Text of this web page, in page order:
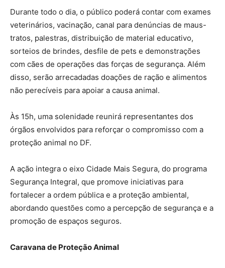
Durante todo o dia, o público poderá contar com exames
veterinários, vacinação, canal para denúncias de maus-
tratos, palestras, distribuição de material educativo,
sorteios de brindes, desfile de pets e demonstrações
com cães de operações das forças de segurança. Além
disso, serão arrecadadas doações de ração e alimentos
não perecíveis para apoiar a causa animal.
Às 15h, uma solenidade reunirá representantes dos
órgãos envolvidos para reforçar o compromisso com a
proteção animal no DF.
A ação integra o eixo Cidade Mais Segura, do programa
Segurança Integral, que promove iniciativas para
fortalecer a ordem pública e a proteção ambiental,
abordando questões como a percepção de segurança e a
promoção de espaços seguros.
Caravana de Proteção Animal